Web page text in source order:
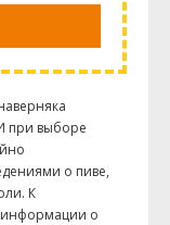
при выборе
о пиве,
К
информации о